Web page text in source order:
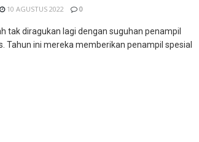
10 AGUSTUS 2022 0
tak diragukan lagi dengan suguhan penampil
Tahun ini mereka memberikan penampil spesial